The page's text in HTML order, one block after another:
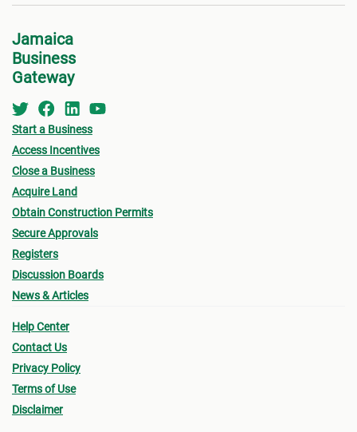
Jamaica
Business
Gateway
Start a Business
Access Incentives
Close a Business
Acquire Land
Obtain Construction Permits
Secure Approvals
Registers
Discussion Boards
News & Articles
Help Center
Contact Us
Privacy Policy
Terms of Use
Disclaimer